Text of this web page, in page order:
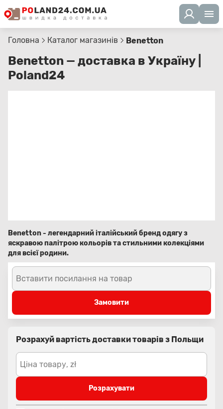
Головна Каталог магазинів Benetton
Benetton — доставка в Україну |
Poland24
Benetton - легендарний італійський бренд одягу з
яскравою палітрою кольорів та стильними колекціями
для всієї родини.
Вставити посилання на товар
Замовити
Розрахуй вартість доставки товарів з Польщи
Ціна товару, zł
Розрахувати